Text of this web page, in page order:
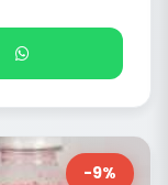
-9%